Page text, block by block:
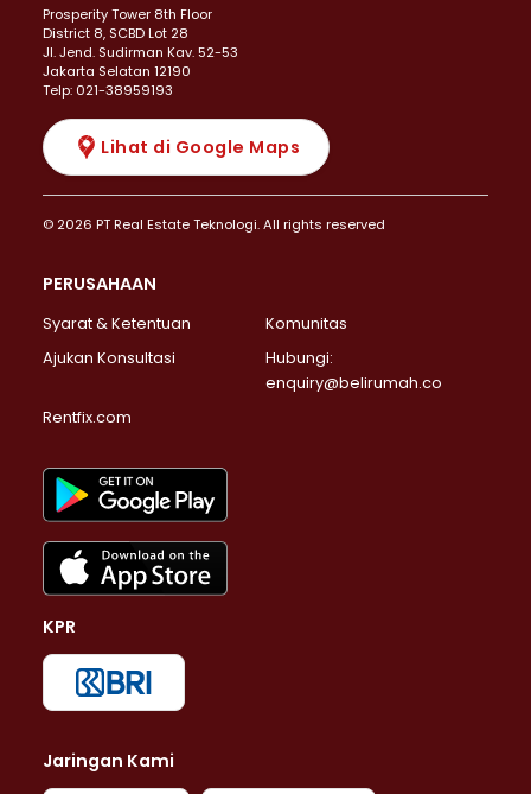
Prosperity Tower 8th Floor
District 8, SCBD Lot 28
JI. Jend. Sudirman Kav. 52-53
Jakarta Selatan 12190
Telp: 021-38959193
Lihat di Google Maps
© 2026 PT Real Estate Teknologi. All rights reserved
PERUSAHAAN
Syarat & Ketentuan
Komunitas
Ajukan Konsultasi
Hubungi:
enquiry@belirumah.co
Rentfix.com
KPR
Jaringan Kami